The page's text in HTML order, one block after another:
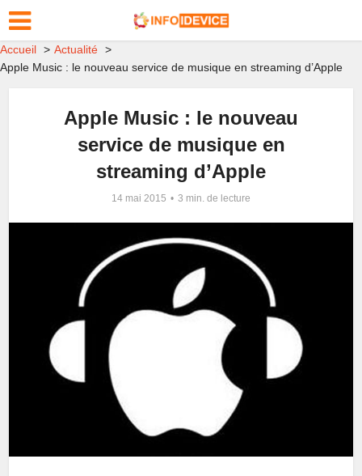
Accueil
Actualité
Apple Music : le nouveau service de musique en streaming d’Apple
Apple Music : le nouveau
service de musique en
streaming d’Apple
14 mai 2015 3 min. de lecture